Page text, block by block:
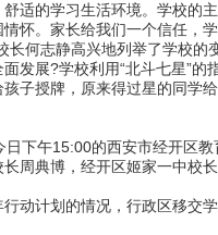
适的学习生活环境。学校的
怀。家长给我们一个信任，
志静高兴地列举了学校的
发展?学校利用“北斗七星”
子授牌，原来得过星的同学
午15:00的西安市经开区教
典博，经开区姬家一中校
计划的情况，行政区移交